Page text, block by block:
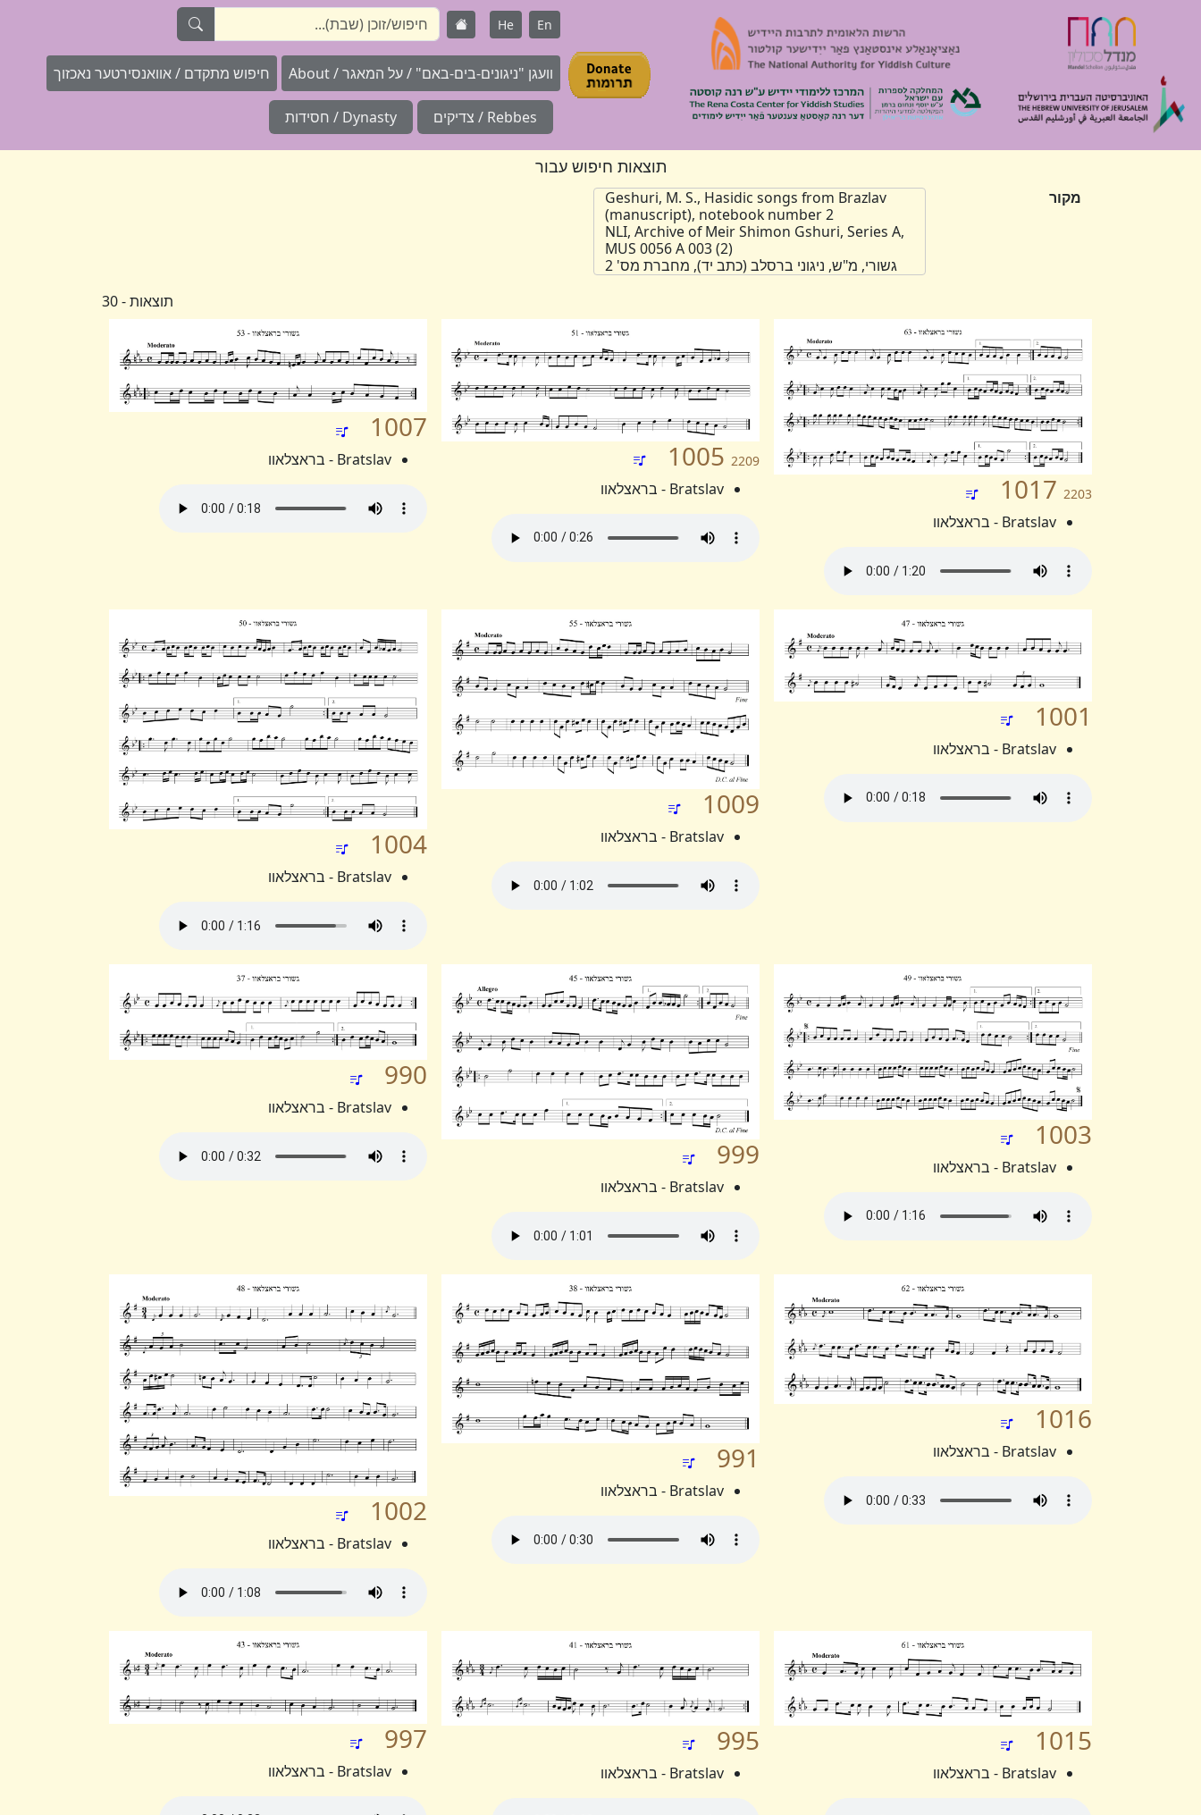
En
He
וועגן "ניגונים-בים-באם" / על המאגר / About חיפוש מתקדם / אוואנסירטער נאכזוך
Rebbes / צדיקים Dynasty / חסידות
תוצאות חיפוש עבור
מקור
Geshuri, M. S., Hasidic songs from Brazlav
(manuscript), notebook number 2
NLI, Archive of Meir Shimon Gshuri, Series A,
MUS 0056 A 003 (2)
גשורי, מ"ש, ניגוני ברסלב (כתב יד), מחברת מס' 2
תוצאות - 30
1017 2203
Bratslav - בראצלאוו
1005 2209
Bratslav - בראצלאוו
1007
Bratslav - בראצלאוו
1001
Bratslav - בראצלאוו
1009
Bratslav - בראצלאוו 1004
Bratslav - בראצלאוו
1003
Bratslav - בראצלאוו 999
Bratslav - בראצלאוו
990
Bratslav - בראצלאוו
1016
Bratslav - בראצלאוו 991
Bratslav - בראצלאוו
1002
Bratslav - בראצלאוו
1015
Bratslav - בראצלאוו
995
Bratslav - בראצלאוו
997
Bratslav - בראצלאוו